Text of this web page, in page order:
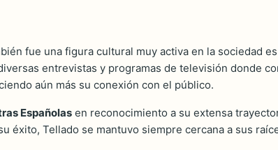
fue una figura cultural muy activa en la sociedad
entrevistas y programas de televisión donde
aún más su conexión con el público.
Españolas en reconocimiento a su extensa
éxito, Tellado se mantuvo siempre cercana a sus